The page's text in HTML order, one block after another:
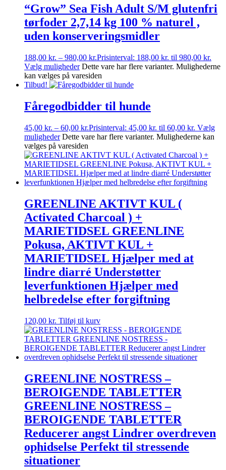
“Grow” Sea Fish Adult S/M glutenfri
tørfoder 2,7,14 kg 100 % naturel ,
uden konserveringsmidler
188,00 kr. – 980,00 kr.Prisinterval: 188,00 kr. til 980,00 kr.
Vælg muligheder Dette vare har flere varianter. Mulighederne
kan vælges på varesiden
Tilbud!
Fåregodbidder til hunde
45,00 kr. – 60,00 kr.Prisinterval: 45,00 kr. til 60,00 kr. Vælg
muligheder Dette vare har flere varianter. Mulighederne kan
vælges på varesiden
GREENLINE AKTIVT KUL (
Activated Charcoal ) +
MARIETIDSEL GREENLINE
Pokusa, AKTIVT KUL +
MARIETIDSEL Hjælper med at
lindre diarré Understøtter
leverfunktionen Hjælper med
helbredelse efter forgiftning
120,00 kr. Tilføj til kurv
GREENLINE NOSTRESS –
BEROIGENDE TABLETTER
GREENLINE NOSTRESS –
BEROIGENDE TABLETTER
Reducerer angst Lindrer overdreven
ophidselse Perfekt til stressende
situationer